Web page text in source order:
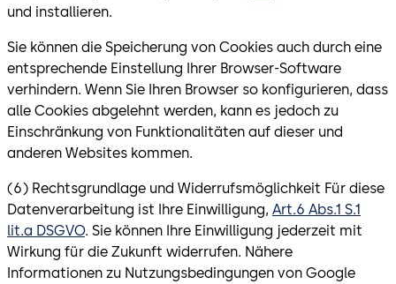
und installieren.
Sie können die Speicherung von Cookies auch durch eine
entsprechende Einstellung Ihrer Browser-Software
verhindern. Wenn Sie Ihren Browser so konfigurieren, dass
alle Cookies abgelehnt werden, kann es jedoch zu
Einschränkung von Funktionalitäten auf dieser und
anderen Websites kommen.
(6) Rechtsgrundlage und Widerrufsmöglichkeit Für diese
Datenverarbeitung ist Ihre Einwilligung, Art.6 Abs.1 S.1
lit.a DSGVO. Sie können Ihre Einwilligung jederzeit mit
Wirkung für die Zukunft widerrufen. Nähere
Informationen zu Nutzungsbedingungen von Google